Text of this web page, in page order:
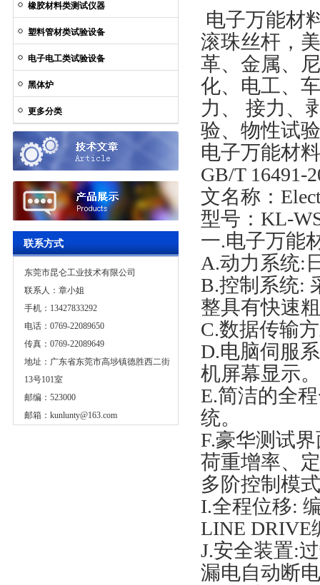
橡胶材料类测试仪器
塑料管材类试验设备
电子电工类试验设备
黑体炉
更多分类
联系方式
东莞市昆仑工业技术有限公司
联系人：章小姐
手机：13427833292
电话：0769-22089650
传真：0769-22089649
地址：广东省东莞市高埗镇德胜西二街
13号101室
邮编：523000
邮箱： kunlunty@163.com
电子万能材
滚珠丝杆，
革、金属、
化、电工、
力、 接力、
验、物性试
电子万能材
GB/T 16491-
文名称：
型号： KL-
一.电子万能
A.动力系统:
B.控制系统:
整具有快速
C.数据传输
D.电脑伺服
机屏幕显示。
E.简洁的全
统。
F.豪华测试
荷重增率、
多阶控制模
I.全程位移:
LINE DRIVE
J.安全装置:
漏电自动断